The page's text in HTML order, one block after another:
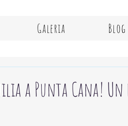
Galeria Blog
a Punta Cana!